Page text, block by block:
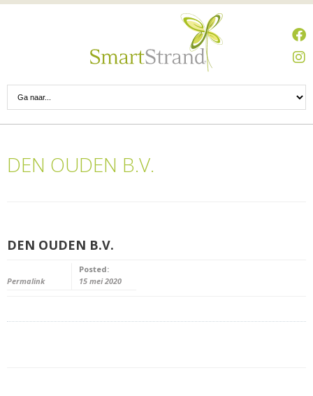
DEN OUDEN B.V.
DEN OUDEN B.V.
Permalink
Posted:
15 mei 2020